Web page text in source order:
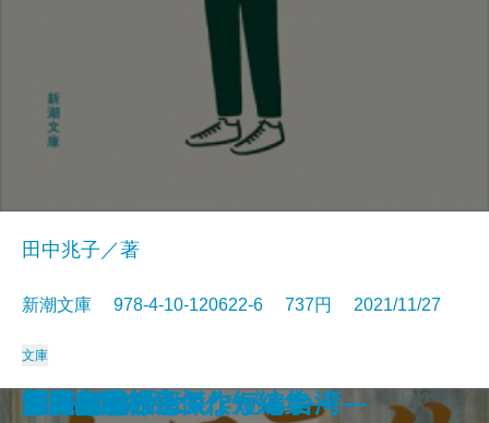
暇と退屈の倫理学
家康の女軍師
老いも病も受け入れよう
文豪ナビ 藤沢周平
管見妄語 失われた美風
龍ノ国幻想2 天翔る縁
黄色いマンション 黒い猫
1R1分34秒
鬼憑き十兵衛
徴産制
田中兆子／著
新潮文庫 978-4-10-120622-6 737円 2021/11/27
文庫
ノースライト
問答無用
辞表―高杉良傑作短編集―
またあおう
しゃばけごはん
トヨタ物語
人間の絆〔上〕
人間の絆〔下〕
美麗島紀行―つながる台湾―
限界病院